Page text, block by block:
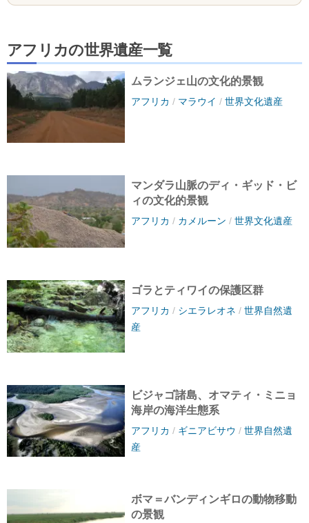
アフリカの世界遺産一覧
ムランジェ山の文化的景観
アフリカ / マラウイ / 世界文化遺産
マンダラ山脈のディ・ギッド・ビ
ィの文化的景観
アフリカ / カメルーン / 世界文化遺産
ゴラとティワイの保護区群
アフリカ / シエラレオネ / 世界自然遺
産
ビジャゴ諸島、オマティ・ミニョ
海岸の海洋生態系
アフリカ / ギニアビサウ / 世界自然遺
産
ボマ＝バンディンギロの動物移動
の景観